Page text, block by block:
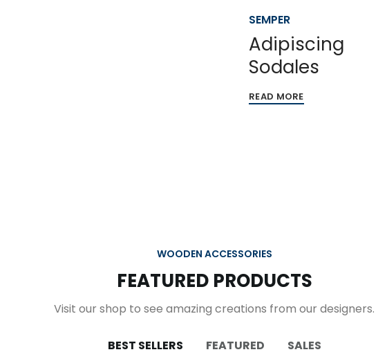
Feugiat
Scelerisque
Imperdiet
SEMPER
Adipiscing
Sodales
READ MORE
WOODEN ACCESSORIES
FEATURED PRODUCTS
Visit our shop to see amazing creations from our designers.
BEST SELLERS FEATURED SALES